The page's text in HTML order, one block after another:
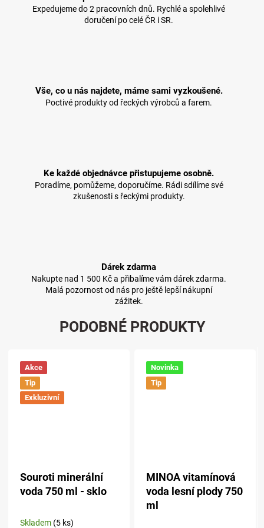
Expedujeme do 2 pracovních dnů. Rychlé a spolehlivé
doručení po celé ČR i SR.
Vše, co u nás najdete, máme sami vyzkoušené.
Poctivé produkty od řeckých výrobců a farem.
Ke každé objednávce přistupujeme osobně.
Poradíme, pomůžeme, doporučíme. Rádi sdílíme své
zkušenosti s řeckými produkty.
Dárek zdarma
Nakupte nad 1 500 Kč a přibalíme vám dárek zdarma.
Malá pozornost od nás pro ještě lepší nákupní
zážitek.
PODOBNÉ PRODUKTY
Akce
Tip
Exkluzivní
Souroti minerální
voda 750 ml - sklo
Průměrné
Skladem (5 ks)
Novinka
Tip
MINOA vitamínová
voda lesní plody 750
ml